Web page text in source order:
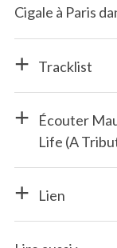
Cigale à Paris
Tracklist
Écouter
Life (A
Lien
a
r
c
h
f
r